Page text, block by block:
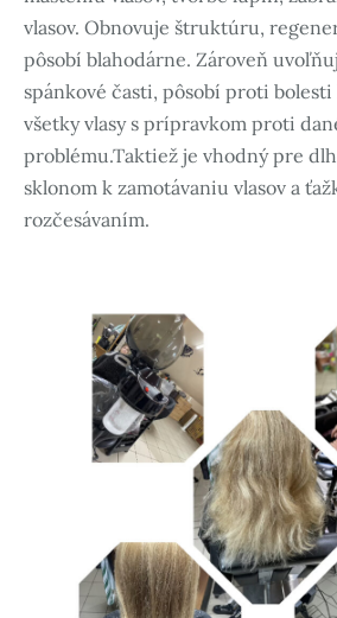
vlasov. Obnovuje štruktúru,
pôsobí blahodárne. Zároveň
spánkové časti, pôsobí proti bolesti
všetky vlasy s prípravkom proti
problému.Taktiež je vhodný pre
sklonom k zamotávaniu vlasov a
rozčesávaním.